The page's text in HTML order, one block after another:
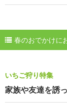
春のおでかけに
いちご狩り特集
家族や友達を誘